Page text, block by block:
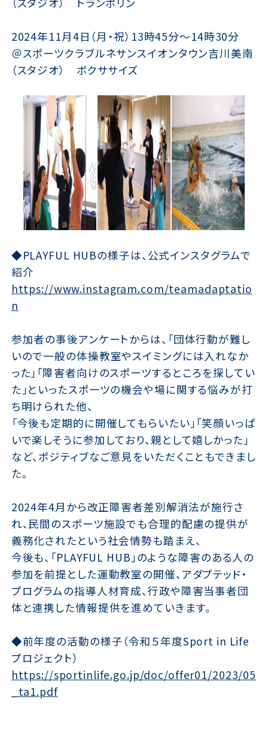
2024年11月4日（月・祝）13時45分〜14時30分
＠スポーツクラブルネサンスイオンタウン吉川美南
（スタジオ） ボクササイズ
◆PLAYFUL HUBの様子は、公式インスタグラムで
紹介
https://www.instagram.com/teamadaptatio
n
参加者の事後アンケートからは、「団体行動が難し
いので一般の体操教室やスイミングには入れなか
った」「障害者向けのスポーツするところを探してい
た」といったスポーツの機会や場に関する悩みが打
ち明けられた他、
「今後も定期的に開催してもらいたい」「笑顔いっぱ
いで楽しそうに参加しており、親として嬉しかった」
など、ポジティブなご意見をいただくこともできまし
た。
2024年4月から改正障害者差別解消法が施行さ
れ、民間のスポーツ施設でも合理的配慮の提供が
義務化されたという社会情勢も踏まえ、
今後も、「PLAYFUL HUB」のような障害のある人の
参加を前提とした運動教室の開催、アダプテッド・
プログラムの指導人材育成、行政や障害当事者団
体と連携した情報提供を進めていきます。
◆前年度の活動の様子（令和５年度Sport in Life
プロジェクト）
https://sportinlife.go.jp/doc/offer01/2023/05
_ta1.pdf